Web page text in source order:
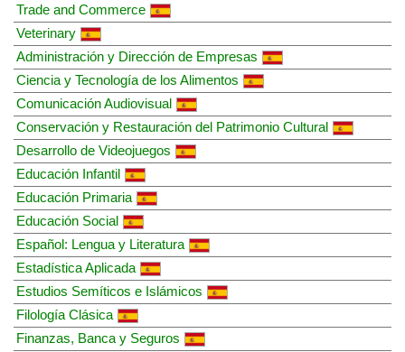
Trade and Commerce
Veterinary
Administración y Dirección de Empresas
Ciencia y Tecnología de los Alimentos
Comunicación Audiovisual
Conservación y Restauración del Patrimonio Cultural
Desarrollo de Videojuegos
Educación Infantil
Educación Primaria
Educación Social
Español: Lengua y Literatura
Estadística Aplicada
Estudios Semíticos e Islámicos
Filología Clásica
Finanzas, Banca y Seguros